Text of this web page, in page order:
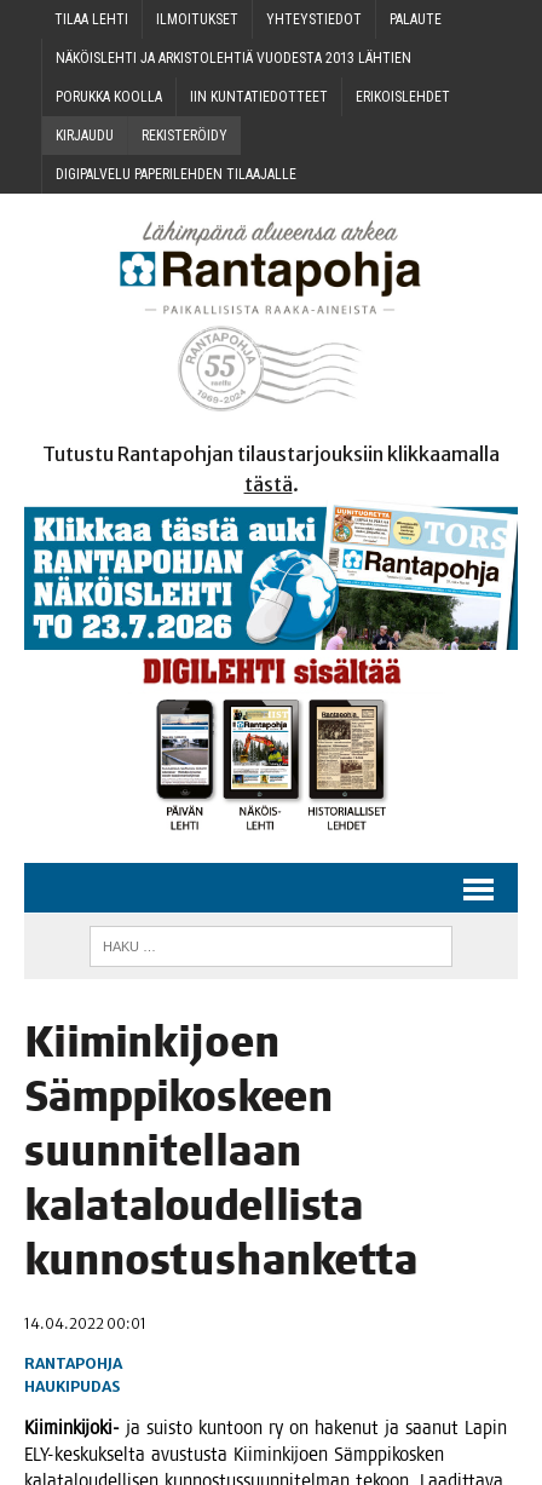
TILAA LEH­TI ILMOI­TUK­SET YHTEYS­TIE­DOT PALAU­TE
NÄKÖIS­LEH­TI JA ARKIS­TO­LEH­TIÄ VUO­DES­TA 2013 LÄHTIEN
PORUK­KA KOOLLA IIN KUN­TA­TIE­DOT­TEET ERI­KOIS­LEH­DET
KIR­JAU­DU REKIS­TE­RÖI­DY
DIGI­PAL­VE­LU PAPE­RI­LEH­DEN TILAAJALLE
Tutustu Rantapohjan tilaustarjouksiin klikkaamalla
tästä.
Kii­min­ki­joen
Sämp­pi­kos­keen
suun­ni­tel­laan
kala­ta­lou­del­lis­ta
kunnostushanketta
14.04.2022 00:01
RANTAPOHJA
HAUKIPUDAS
Kii­min­ki­jo­ki- ja suis­to kun­toon ry on hake­nut ja saa­nut Lapin
ELY-kes­kuk­sel­ta avus­tus­ta Kii­min­ki­joen Sämp­pi­kos­ken